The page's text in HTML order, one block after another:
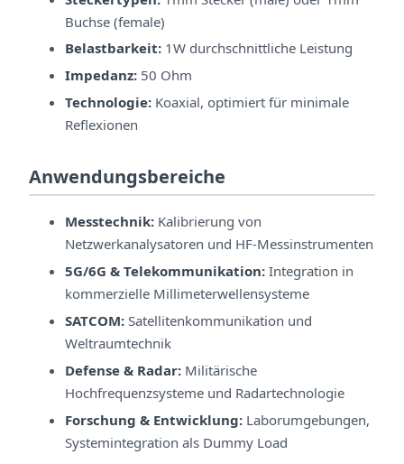
Buchse (female)
Belastbarkeit: 1W durchschnittliche Leistung
Impedanz: 50 Ohm
Technologie: Koaxial, optimiert für minimale
Reflexionen
Anwendungsbereiche
Messtechnik: Kalibrierung von
Netzwerkanalysatoren und HF-Messinstrumenten
5G/6G & Telekommunikation: Integration in
kommerzielle Millimeterwellensysteme
SATCOM: Satellitenkommunikation und
Weltraumtechnik
Defense & Radar: Militärische
Hochfrequenzsysteme und Radartechnologie
Forschung & Entwicklung: Laborumgebungen,
Systemintegration als Dummy Load